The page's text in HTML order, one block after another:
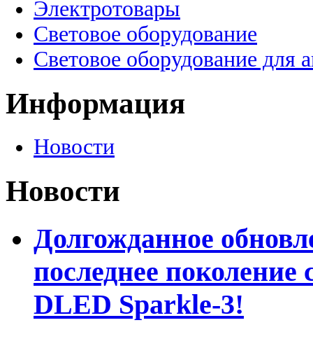
Электротовары
Световое оборудование
Световое оборудование для
Информация
Новости
Новости
Долгожданное
последнее
DLED Sparkle-3!